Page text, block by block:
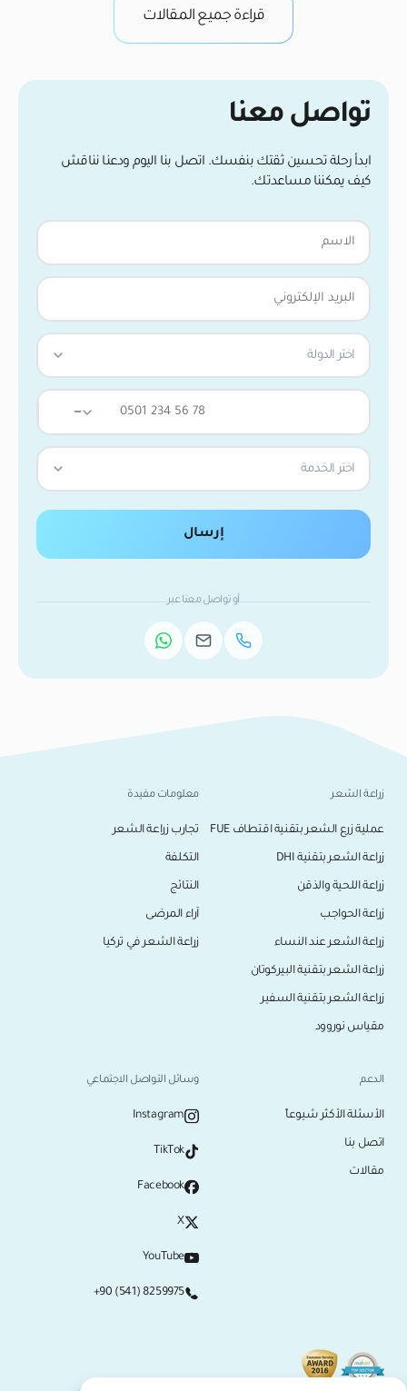
قراءة جميع المقالات
تواصل معنا
ابدأ رحلة تحسين ثقتك بنفسك. اتصل بنا اليوم ودعنا نناقش
كيف يمكننا مساعدتك.
اختر الدولة
—
اختر الخدمة
إرسال
أو تواصل معنا عبر
زراعة الشعر
عملية زرع الشعر بتقنية اقتطاف FUE
زراعة الشعر بتقنية DHI
زراعة اللحية والذقن
زراعة الحواجب
زراعة الشعر عند النساء
زراعة الشعر بتقنية البيركوتان
زراعة الشعر بتقنية السفير
مقياس نوروود
معلومات مفيدة
تجارب زراعة الشعر
التكلفة
النتائج
آراء المرضى
زراعة الشعر في تركيا
الدعم
الأسئلة الأكثر شيوعاً
اتصل بنا
مقالات
وسائل التواصل الاجتماعي
Instagram
TikTok
Facebook
X
YouTube
+90 (541) 8259975